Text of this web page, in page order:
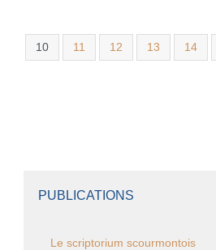
10 11 12 13 14
PUBLICATIONS
Le scriptorium scourmontois